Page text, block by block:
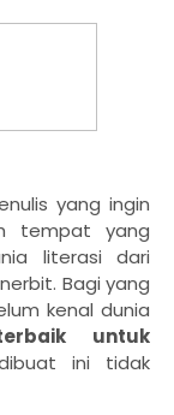
yang ingin
tempat yang
literasi dari
Bagi yang
kenal dunia
untuk
ini tidak